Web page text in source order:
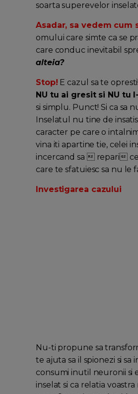
soarta superevelor
Asadar, sa vedem
omului care simte ca se
care conduc inevitabil
alteia?
Stop! E cazul sa te
NU tu ai gresit si NU tu
si simplu. Punct! Si ca sa
Inselatul nu tine de
caracter pe care o
vina iti apartine tie, celei
incercand sa  repari
care te sfatuiesc sa nu le
Investigarea cazului
Nu-ti propune sa
te ajuta sa il spionezi si
consumi inutil neuronii si
inselat si ca relatia